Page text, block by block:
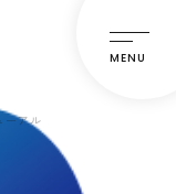
MENU
ーアル